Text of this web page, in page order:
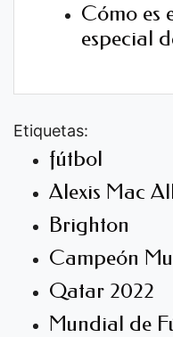
Cómo es
especial
Etiquetas:
fútbol
Alexis Mac
Brighton
Campeón
Qatar 2022
Mundial de